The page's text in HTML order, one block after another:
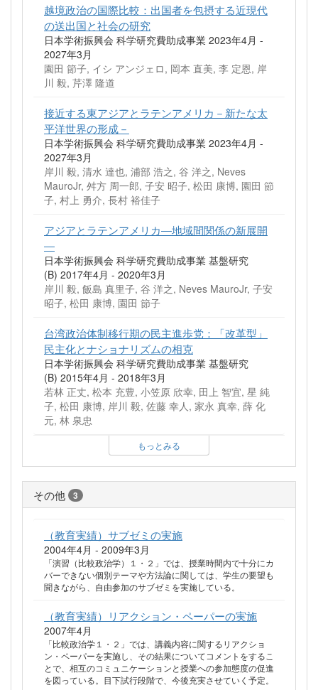
越境政治の国際比較：出国者を包摂する近現代
の送出国と社会の研究
日本学術振興会 科学研究費助成事業 2023年4月 -
2027年3月
園田 節子, イシ アンジェロ, 岡本 直美, 李 定恩, 岸
川 毅, 芹澤 隆道
接近する東アジアとラテンアメリカ－新たな太
平洋世界の形成－
日本学術振興会 科学研究費助成事業 2023年4月 -
2027年3月
岸川 毅, 清水 達也, 浦部 浩之, 谷 洋之, Neves
MauroJr, 舛方 周一郎, 子安 昭子, 松田 康博, 園田 節
子, 村上 勇介, 長村 裕佳子
アジアとラテンアメリカ―地域間関係の新展開
―
日本学術振興会 科学研究費助成事業 基盤研究
(B) 2017年4月 - 2020年3月
岸川 毅, 飯島 真里子, 谷 洋之, Neves MauroJr, 子安
昭子, 松田 康博, 園田 節子
台湾政治体制移行期の民主進歩党：「改革型」
民主化とナショナリズムの相克
日本学術振興会 科学研究費助成事業 基盤研究
(B) 2015年4月 - 2018年3月
若林 正丈, 松本 充豊, 小笠原 欣幸, 田上 智宜, 星 純
子, 松田 康博, 岸川 毅, 佐藤 幸人, 家永 真幸, 薛 化
元, 林 泉忠
もっとみる
その他 3
（教育実績）サブゼミの実施
2004年4月 - 2009年3月
「演習（比較政治学）１・２」では、授業時間内で十分にカ
バーできない個別テーマや方法論に関しては、学生の要望も
聞きながら、自由参加のサブゼミを実施している。
（教育実績）リアクション・ペーパーの実施
2007年4月
「比較政治学１・２」では、講義内容に関するリアクショ
ン・ペーパーを実施し、その結果についてコメントをするこ
とで、相互のコミュニケーションと授業への参加態度の促進
を図っている。目下試行段階で、今後充実させていく予定。